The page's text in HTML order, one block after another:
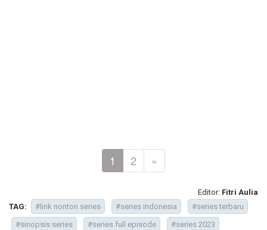
1 2 »
Editor: Fitri Aulia
TAG:
#link nonton series #series indonesia
#series terbaru
#sinopsis series
#series full episode
#series 2023